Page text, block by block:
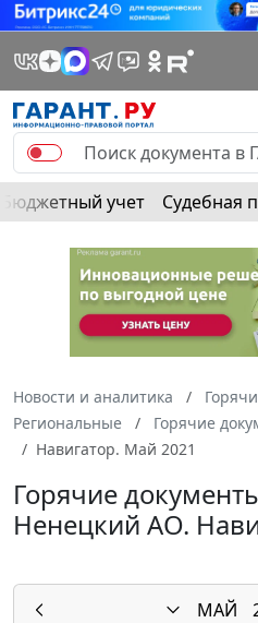
Бюджетный учет Судебная
Новости и аналитика
Региональные
Горячие
Навигатор. Май 2021
Горячие
Ненецкий АО.
МАЙ